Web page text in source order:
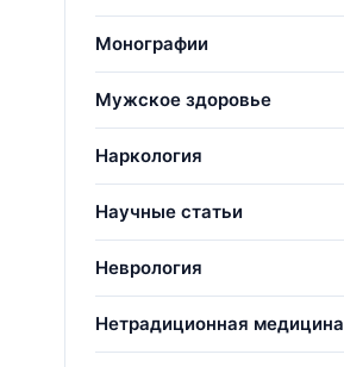
Монографии
Мужское здоровье
Наркология
Научные статьи
Неврология
Нетрадиционная медицина